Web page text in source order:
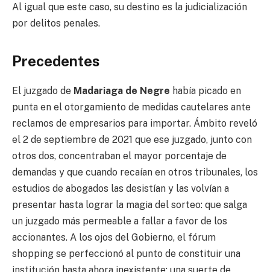
Al igual que este caso, su destino es la judicialización
por delitos penales.
Precedentes
El juzgado de Madariaga de Negre había picado en
punta en el otorgamiento de medidas cautelares ante
reclamos de empresarios para importar. Ámbito reveló
el 2 de septiembre de 2021 que ese juzgado, junto con
otros dos, concentraban el mayor porcentaje de
demandas y que cuando recaían en otros tribunales, los
estudios de abogados las desistían y las volvían a
presentar hasta lograr la magia del sorteo: que salga
un juzgado más permeable a fallar a favor de los
accionantes. A los ojos del Gobierno, el fórum
shopping se perfeccionó al punto de constituir una